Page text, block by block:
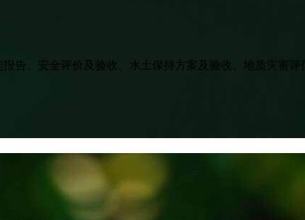
告、安全评价及验收、水土保持方案及验收、地质灾害